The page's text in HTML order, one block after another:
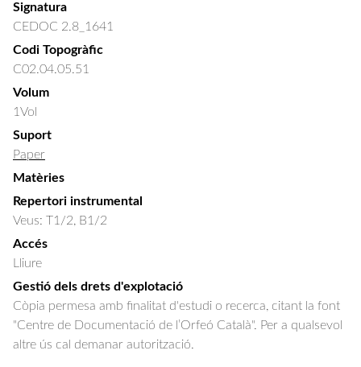
Signatura
CEDOC 2.8_1641
Codi Topogràfic
C02.04.05.51
Volum
1Vol
Suport
Paper
Matèries
Repertori instrumental
Veus: T1/2, B1/2
Accés
Lliure
Gestió dels drets d'explotació
Còpia permesa amb finalitat d'estudi o recerca, citant la font
"Centre de Documentació de l’Orfeó Català". Per a qualsevol
altre ús cal demanar autorització.